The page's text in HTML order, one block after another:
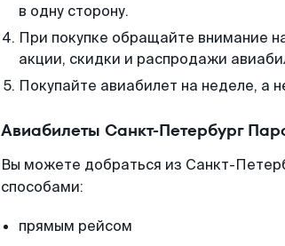
в одну сторону.
При покупке обращайте внимание
акции, скидки и распродажи
Покупайте авиабилет на неделе, а
Авиабилеты Санкт-Петербург
Вы можете добраться из Санкт-
способами:
прямым рейсом